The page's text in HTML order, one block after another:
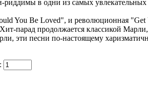
риддимы в одни из самых
You Be Loved", и революционная
парад продолжается классикой
эти песни по-настоящему